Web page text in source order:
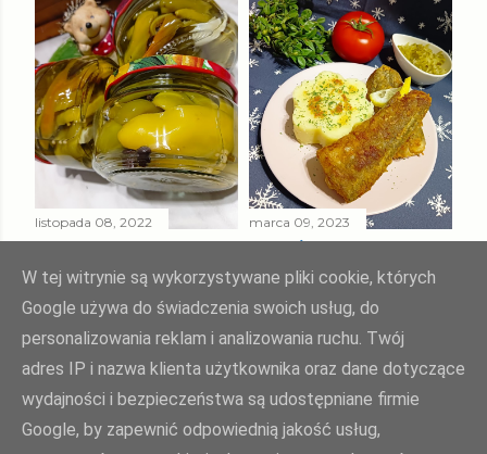
listopada 08, 2022
PAPRYKA ZIELONA
W ZALEWIE
SŁODKO - KWAŚNEJ
Udostępnij Prześlij komentarz
marca 09, 2023
SMAŻONY
MORSZCZUK
TUSZKA
Udostępnij Prześlij komentarz
Agnieszka Żuk - Swojskie jedzonko, domowa kuchnia Agi
W tej witrynie są wykorzystywane pliki cookie, których
Google używa do świadczenia swoich usług, do
personalizowania reklam i analizowania ruchu. Twój
adres IP i nazwa klienta użytkownika oraz dane dotyczące
wydajności i bezpieczeństwa są udostępniane firmie
Google, by zapewnić odpowiednią jakość usług,